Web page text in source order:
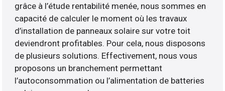
grâce à l’étude rentabilité menée, nous sommes en
capacité de calculer le moment où les travaux
d’installation de panneaux solaire sur votre toit
deviendront profitables. Pour cela, nous disposons
de plusieurs solutions. Effectivement, nous vous
proposons un branchement permettant
l’autoconsommation ou l’alimentation de batteries